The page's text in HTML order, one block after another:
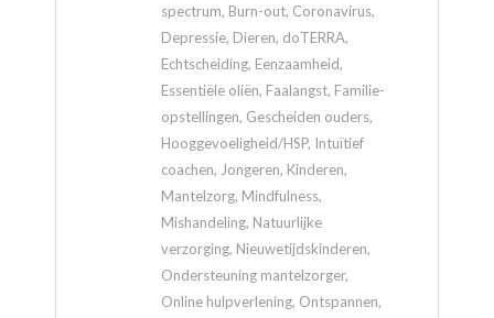
spectrum, Burn-out, Coronavirus,
Depressie, Dieren, doTERRA,
Echtscheiding, Eenzaamheid,
Essentiële oliën, Faalangst, Familie-
opstellingen, Gescheiden ouders,
Hooggevoeligheid/HSP, Intuïtief
coachen, Jongeren, Kinderen,
Mantelzorg, Mindfulness,
Mishandeling, Natuurlijke
verzorging, Nieuwetijdskinderen,
Ondersteuning mantelzorger,
Online hulpverlening, Ontspannen,